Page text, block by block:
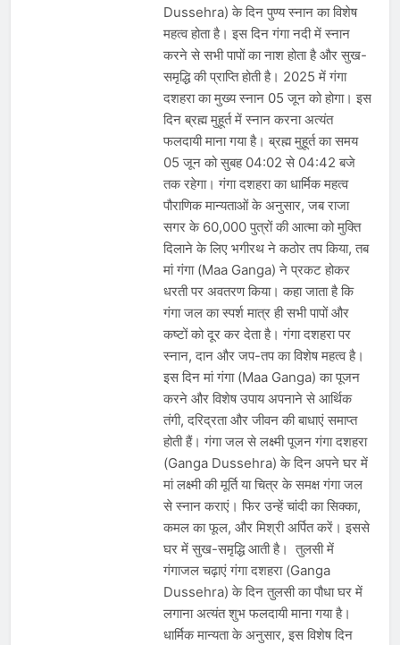
Dussehra) के दिन पुण्य स्नान का विशेष
महत्व होता है। इस दिन गंगा नदी में स्नान
करने से सभी पापों का नाश होता है और सुख-
समृद्धि की प्राप्ति होती है। 2025 में गंगा
दशहरा का मुख्य स्नान 05 जून को होगा। इस
दिन ब्रह्म मुहूर्त में स्नान करना अत्यंत
फलदायी माना गया है। ब्रह्म मुहूर्त का समय
05 जून को सुबह 04:02 से 04:42 बजे
तक रहेगा। गंगा दशहरा का धार्मिक महत्व
पौराणिक मान्यताओं के अनुसार, जब राजा
सगर के 60,000 पुत्रों की आत्मा को मुक्ति
दिलाने के लिए भगीरथ ने कठोर तप किया, तब
मां गंगा (Maa Ganga) ने प्रकट होकर
धरती पर अवतरण किया। कहा जाता है कि
गंगा जल का स्पर्श मात्र ही सभी पापों और
कष्टों को दूर कर देता है। गंगा दशहरा पर
स्नान, दान और जप-तप का विशेष महत्व है।
इस दिन मां गंगा (Maa Ganga) का पूजन
करने और विशेष उपाय अपनाने से आर्थिक
तंगी, दरिद्रता और जीवन की बाधाएं समाप्त
होती हैं। गंगा जल से लक्ष्मी पूजन गंगा दशहरा
(Ganga Dussehra) के दिन अपने घर में
मां लक्ष्मी की मूर्ति या चित्र के समक्ष गंगा जल
से स्नान कराएं। फिर उन्हें चांदी का सिक्का,
कमल का फूल, और मिश्री अर्पित करें। इससे
घर में सुख-समृद्धि आती है। तुलसी में
गंगाजल चढ़ाएं गंगा दशहरा (Ganga
Dussehra) के दिन तुलसी का पौधा घर में
लगाना अत्यंत शुभ फलदायी माना गया है।
धार्मिक मान्यता के अनुसार, इस विशेष दिन